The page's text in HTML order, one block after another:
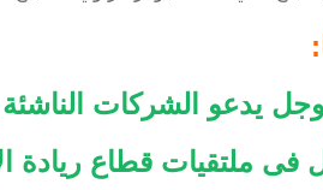
يدعو الشركات
فى ملتقيات قطاع ريادة